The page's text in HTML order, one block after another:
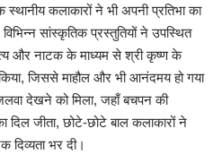
कलाकारों ने भी अपनी प्रतिभा का
सांस्कृतिक प्रस्तुतियों ने उपस्थित
और नाटक के माध्यम से श्री कृष्ण के
जिससे माहौल और भी आनंदमय हो गया
देखने को मिला, जहाँ बचपन की
दिल जीता, छोटे-छोटे बाल कलाकारों ने
दिव्यता भर दी।